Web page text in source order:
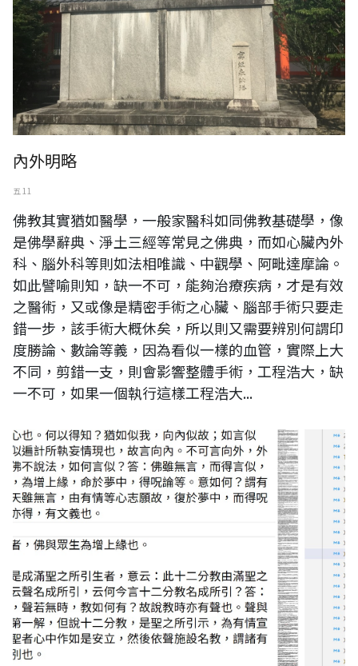
內外明略
五 11
佛教其實猶如醫學，一般家醫科如同佛教基礎學，像
是佛學辭典、淨土三經等常見之佛典，而如心臟內外
科、腦外科等則如法相唯識、中觀學、阿毗達摩論。
如此譬喻則知，缺一不可，能夠治療疾病，才是有效
之醫術，又或像是精密手術之心臟、腦部手術只要走
錯一步，該手術大概休矣，所以則又需要辨別何謂印
度勝論、數論等義，因為看似一樣的血管，實際上大
不同，剪錯一支，則會影響整體手術，工程浩大，缺
一不可，如果一個執行這樣工程浩大...